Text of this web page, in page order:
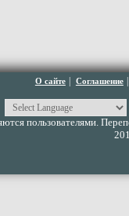
О сайте Соглашение
пользователями.